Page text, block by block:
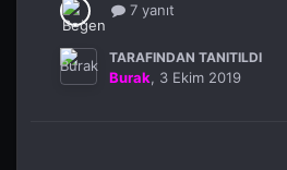
7 yanıt
TARAFINDAN TANITILDI
Burak, 3 Ekim 2019